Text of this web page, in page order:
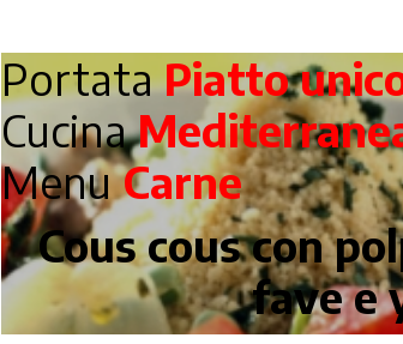
PortataPiatto
Cucina
MenuCarne
Cous cous con
fave e